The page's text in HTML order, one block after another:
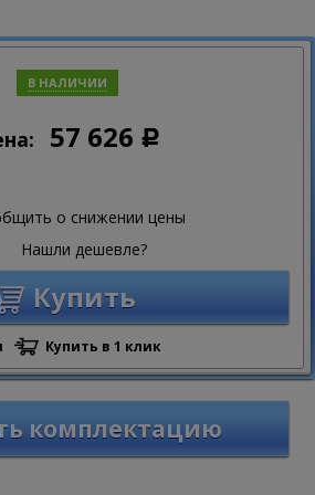
В НАЛИЧИИ
57 626 Р
о снижении цены
Нашли дешевле?
Купить
Купить в 1 клик
комплектацию